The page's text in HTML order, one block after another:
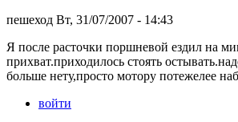
пешеход Вт, 31/07/2007 - 14:43
Я после расточки поршневой ездил на
прихват.приходилось стоять
больше нету,просто мотору потежелее
войти